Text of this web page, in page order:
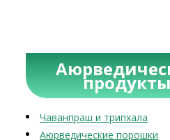
Чаванпраш и трипхала
Аюрведические порошки